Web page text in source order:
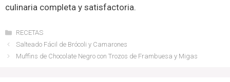
culinaria completa y satisfactoria.
Categories
RECETAS
Salteado Fácil de Brócoli y Camarones
Muffins de Chocolate Negro con Trozos de Frambuesa y Migas